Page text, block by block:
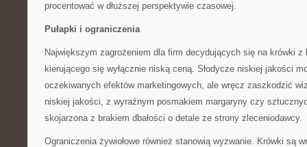
procentować w dłuższej perspektywie czasowej.
Pułapki i ograniczenia
Największym zagrożeniem dla firm decydujących się na krówki z
kierującego się wyłącznie niską ceną. Słodycze niskiej jakości
oczekiwanych efektów marketingowych, ale wręcz zaszkodzić
niskiej jakości, z wyraźnym posmakiem margaryny czy
skojarzona z brakiem dbałości o detale ze strony zleceniodawcy.
Ograniczenia żywiołowe również stanowią wyzwanie. Krówki są